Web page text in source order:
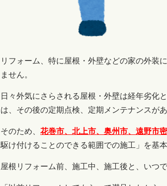
リフォーム、特に屋根・外壁などの家の外装
ません。
日々外気にさらされる屋根・外壁は経年劣化
は、その後の定期点検、定期メンテナンスが
そのため、 花巻市、北上市、奥州市、遠野市
駆け付けることのできる範囲での施工」を基本
屋根リフォーム前、施工中、施工後と、いつ